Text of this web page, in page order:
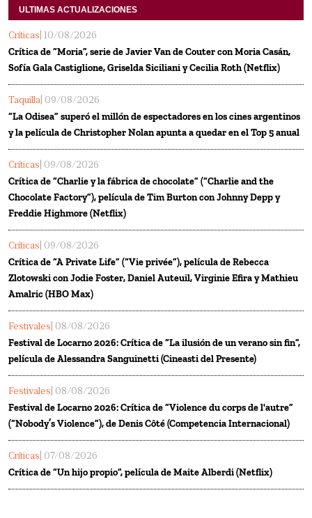
ULTIMAS ACTUALIZACIONES
Críticas | 10/08/2026
Crítica de “Moria”, serie de Javier Van de Couter con Moria Casán,
Sofía Gala Castiglione, Griselda Siciliani y Cecilia Roth (Netflix)
Taquilla | 09/08/2026
“La Odisea” superó el millón de espectadores en los cines argentinos
y la película de Christopher Nolan apunta a quedar en el Top 5 anual
Críticas | 09/08/2026
Crítica de “Charlie y la fábrica de chocolate” (“Charlie and the
Chocolate Factory”), película de Tim Burton con Johnny Depp y
Freddie Highmore (Netflix)
Críticas | 09/08/2026
Crítica de “A Private Life” (“Vie privée”), película de Rebecca
Zlotowski con Jodie Foster, Daniel Auteuil, Virginie Efira y Mathieu
Amalric (HBO Max)
Festivales | 08/08/2026
Festival de Locarno 2026: Crítica de “La ilusión de un verano sin fin”,
película de Alessandra Sanguinetti (Cineasti del Presente)
Festivales | 08/08/2026
Festival de Locarno 2026: Crítica de “Violence du corps de l'autre”
(“Nobody’s Violence”), de Denis Côté (Competencia Internacional)
Críticas | 07/08/2026
Crítica de “Un hijo propio”, película de Maite Alberdi (Netflix)